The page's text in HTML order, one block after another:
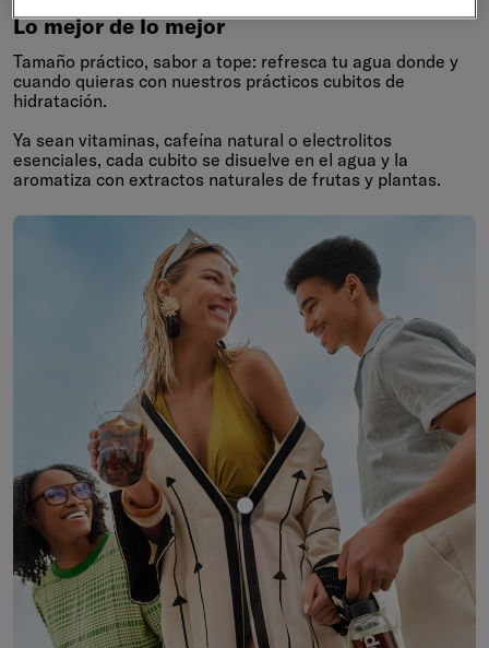
Lo mejor de lo mejor
Tamaño práctico, sabor a tope: refresca tu agua donde y
cuando quieras con nuestros prácticos cubitos de
hidratación.
Ya sean vitaminas, cafeína natural o electrolitos
esenciales, cada cubito se disuelve en el agua y la
aromatiza con extractos naturales de frutas y plantas.
Mostrar producto COLA